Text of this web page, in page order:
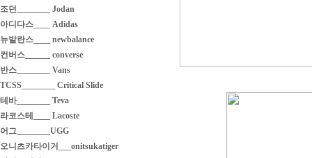
조던________ Jodan
아디다스____ Adidas
뉴발란스____ newbalance
컨버스______ converse
반스________ Vans
TCSS________ Critical Slide
테바________ Teva
라코스테____ Lacoste
어그________UGG
오니츠카타이거___onitsukatiger